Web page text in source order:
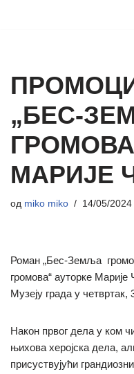
„БЕС-
МАРИЈЕ
од miko miko 14/05/2024
Роман „Бес-Земља
громова“ ауторке
Музеју града у четвртак,
Након првог дела у ком
њихова херојска дела,
присуствујући